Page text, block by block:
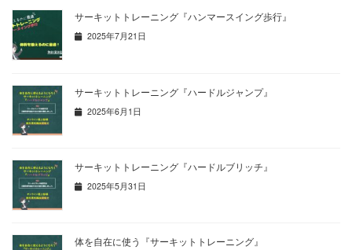
サーキットトレーニング『ハンマースイング歩行』
2025年7月21日
サーキットトレーニング『ハードルジャンプ』
2025年6月1日
サーキットトレーニング『ハードルブリッチ』
2025年5月31日
体を自在に使う『サーキットトレーニング』